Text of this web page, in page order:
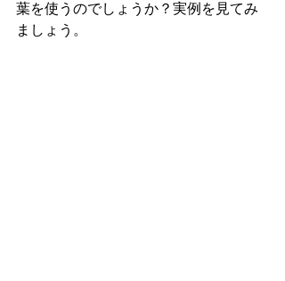
葉を使うのでしょうか？実例を見てみ
ましょう。